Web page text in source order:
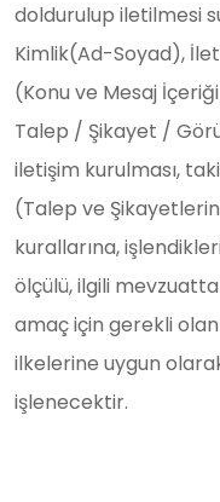
doldurulup iletilmesi
Kimlik(Ad-Soyad),
(Konu ve Mesaj
Talep / Şikayet /
iletişim kurulması,
(Talep ve
kurallarına,
ölçülü, ilgili
amaç için gerekli
ilkelerine uygun
işlenecektir.